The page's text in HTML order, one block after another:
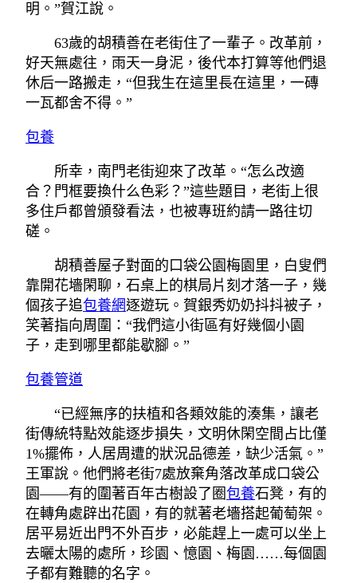
明。”賀江說。
63歲的胡積善在老街住了一輩子。改革前，
好天無處往，雨天一身泥，後代本打算等他們退
休后一路搬走，“但我生在這里長在這里，一磚
一瓦都舍不得。”
包養
所幸，南門老街迎來了改革。“怎么改適
合？門框要換什么色彩？”這些題目，老街上很
多住戶都曾頒發看法，也被專班約請一路往切
磋。
胡積善屋子對面的口袋公園梅園里，白叟們
靠開花墻閑聊，石桌上的棋局片刻才落一子，幾
個孩子追包養網逐遊玩。賀銀秀奶奶抖抖被子，
笑著指向周圍：“我們這小街區有好幾個小園
子，走到哪里都能歇腳。”
包養管道
“已經無序的扶植和各類效能的湊集，讓老
街傳統特點效能逐步損失，文明休閑空間占比僅
1%擺佈，人居周遭的狀況品德差，缺少活氣。”
王軍說。他們將老街7處放棄角落改革成口袋公
園——有的圍著百年古樹設了圈包養石凳，有的
在轉角處辟出花園，有的就著老墻搭起葡萄架。
居平易近出門不外百步，必能趕上一處可以坐上
去曬太陽的處所，珍園、憶園、梅園……每個園
子都有難聽的名字。